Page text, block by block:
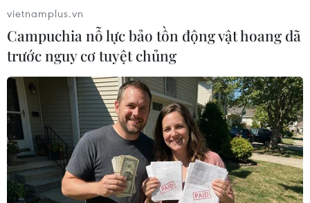
Trung Quốc: Động đất độ lớn 5,5 làm rung
chuyển tỉnh Cam Túc
24/10/2023 12:51
Trận động đất có độ lớn 5,5 xảy ra vào lúc 19h32 ngày
vietnamplus.vn
Campuchia nỗ lực bảo tồn động vật hoang dã
trước nguy cơ tuyệt chủng